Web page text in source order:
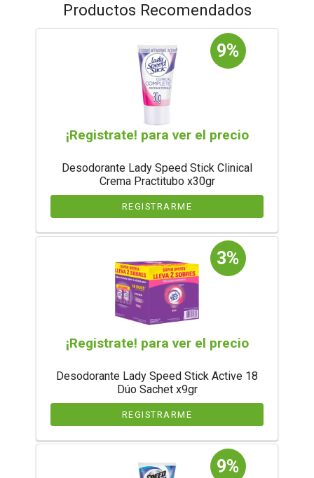
Productos Recomendados
9%
¡Registrate! para ver el precio
Desodorante Lady Speed Stick Clinical
Crema Practitubo x30gr
REGISTRARME
3%
¡Registrate! para ver el precio
Desodorante Lady Speed Stick Active 18
Dúo Sachet x9gr
REGISTRARME
9%